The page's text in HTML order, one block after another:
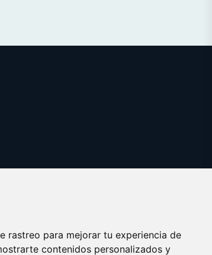
rastreo para mejorar tu experiencia de
contenidos personalizados y